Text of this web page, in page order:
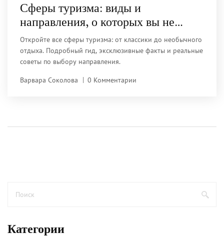
Сферы туризма: виды и
направления, о которых вы не
знали
Откройте все сферы туризма: от классики до необычного
отдыха. Подробный гид, эксклюзивные факты и реальные
советы по выбору направления.
Варвара Соколова 0 Комментарии
Категории